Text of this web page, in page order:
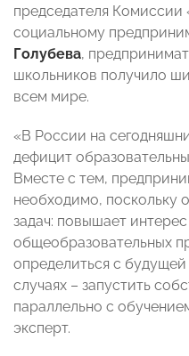
председателя
социальному
Голубева,
школьников получило
всем мире.
«В России на
дефицит
Вместе с тем,
необходимо, поскольку
задач: повышает
общеобразовательных
определиться с
случаях – запустить
параллельно с
эксперт.